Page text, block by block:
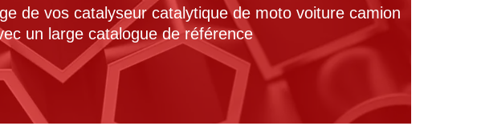
de vos catalyseur catalytique de moto voiture camion
un large catalogue de référence